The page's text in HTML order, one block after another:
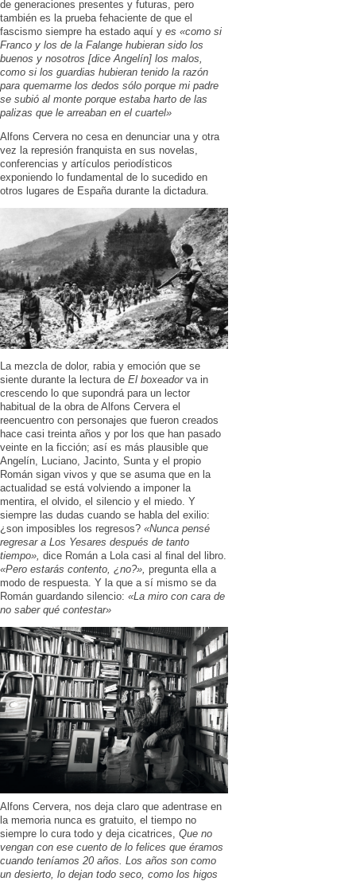
de generaciones presentes y futuras, pero
también es la prueba fehaciente de que el
fascismo siempre ha estado aquí y es «como si
Franco y los de la Falange hubieran sido los
buenos y nosotros [dice Angelín] los malos,
como si los guardias hubieran tenido la razón
para quemarme los dedos sólo porque mi padre
se subió al monte porque estaba harto de las
palizas que le arreaban en el cuartel»
Alfons Cervera no cesa en denunciar una y otra
vez la represión franquista en sus novelas,
conferencias y artículos periodísticos
exponiendo lo fundamental de lo sucedido en
otros lugares de España durante la dictadura.
La mezcla de dolor, rabia y emoción que se
siente durante la lectura de El boxeadorva in
crescendo lo que supondrá para un lector
habitual de la obra de Alfons Cervera el
reencuentro con personajes que fueron creados
hace casi treinta años y por los que han pasado
veinte en la ficción; así es más plausible que
Angelín, Luciano, Jacinto, Sunta y el propio
Román sigan vivos y que se asuma que en la
actualidad se está volviendo a imponer la
mentira, el olvido, el silencio y el miedo. Y
siempre las dudas cuando se habla del exilio:
¿son imposibles los regresos? «Nunca pensé
regresar a Los Yesares después de tanto
tiempo», dice Román a Lola casi al final del libro.
«Pero estarás contento, ¿no?», pregunta ella a
modo de respuesta. Y la que a sí mismo se da
Román guardando silencio: «La miro con cara de
no saber qué contestar»
Alfons Cervera, nos deja claro que adentrase en
la memoria nunca es gratuito, el tiempo no
siempre lo cura todo y deja cicatrices, Que no
vengan con ese cuento de lo felices que éramos
cuando teníamos 20 años. Los años son como
un desierto, lo dejan todo seco, como los higos